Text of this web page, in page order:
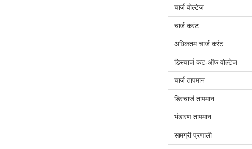
चार्ज वोल्टेज
चार्ज करंट
अधिकतम चार्ज करंट
डिस्चार्ज कट-ऑफ वोल्टेज
चार्ज तापमान
डिस्चार्ज तापमान
भंडारण तापमान
सामग्री प्रणाली